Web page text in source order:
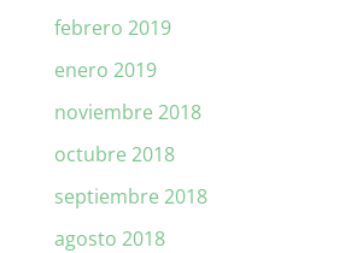
febrero 2019
enero 2019
noviembre 2018
octubre 2018
septiembre 2018
agosto 2018